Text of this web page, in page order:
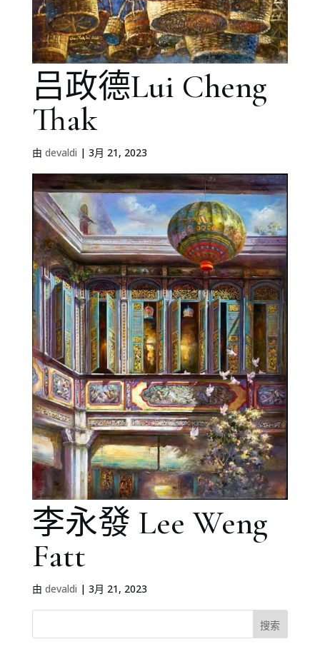
吕政德Lui Cheng
Thak
由 devaldi | 3月 21, 2023
李永發 Lee Weng
Fatt
由 devaldi | 3月 21, 2023
搜索